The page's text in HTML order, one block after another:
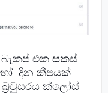
බැකප් එක සකස්
දින කීපයක්
ක්ලෝස්